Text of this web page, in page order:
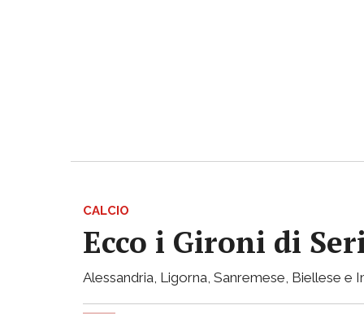
CALCIO
Ecco i Gironi di
Alessandria, Ligorna, Sanremese, Biellese e